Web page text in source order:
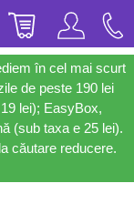
în cel mai scurt
de peste 190 lei
lei); EasyBox,
(sub taxa e 25 lei).
căutare reducere.